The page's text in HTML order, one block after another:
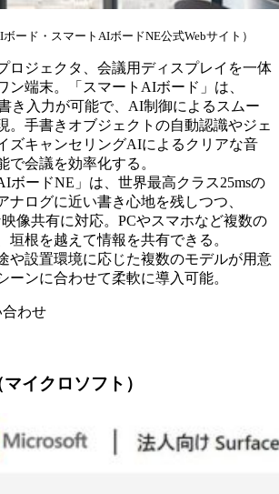
ボード・スマートAIボードNE公式Webサイト）
ロジェクタ、会議用ディスプレイを一体
ン端末。「スマートAIボード」は、
き入力が可能で、AI制御によるスムー
。手書きオブジェクトの自動認識やジェ
ズキャンセリングAIによるクリアな音
で会議を効率化する。
ボードNE」は、世界最高クラス25msの
ナログに近い書き心地を残しつつ、
像共有に対応。PCやスマホなど複数の
垣根を越えて情報を共有できる。
や設置環境に応じた複数のモデルが用意
ーンに合わせて柔軟に導入可能。
わせ
イクロソフト）